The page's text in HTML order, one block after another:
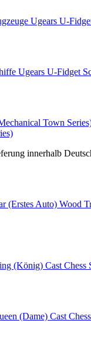
Ugears U-
Ugears U-Fidget
innerhalb
Wood
Cast
Cast